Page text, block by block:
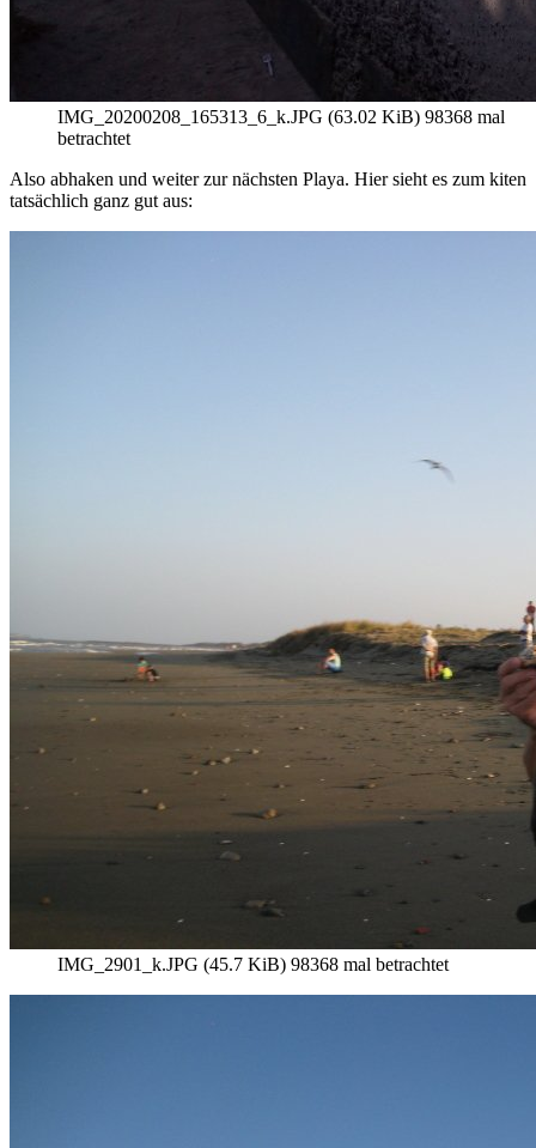
IMG_20200208_165313_6_k.JPG (63.02 KiB) 98368 mal
betrachtet
Also abhaken und weiter zur nächsten Playa. Hier sieht es zum kiten
tatsächlich ganz gut aus:
IMG_2901_k.JPG (45.7 KiB) 98368 mal betrachtet